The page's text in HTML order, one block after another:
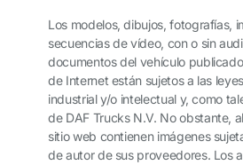
Los modelos, dibujos, fotografías,
secuencias de vídeo, con o sin
documentos del vehículo
de Internet están sujetos a las
industrial y/o intelectual y, como
de DAF Trucks N.V. No obstante,
sitio web contienen imágenes
de autor de sus proveedores. Los